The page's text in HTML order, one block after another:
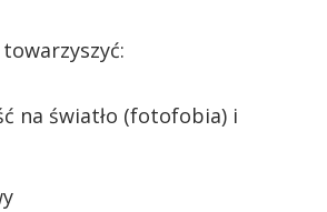
na światło (fotofobia) i